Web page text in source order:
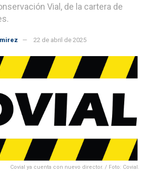
Vial, de la cartera de
22 de abril de 2025
Covial ya cuenta con nuevo director. / Foto: Covial.